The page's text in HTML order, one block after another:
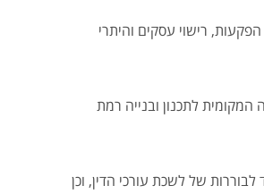
רישוי עסקים והיתרי
לתכנון ובנייה רמת
של לשכת עורכי הדין, וכן